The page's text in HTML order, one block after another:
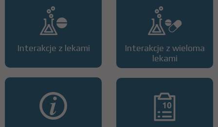
Interakcje z lekami
Interakcje z wieloma
lekami